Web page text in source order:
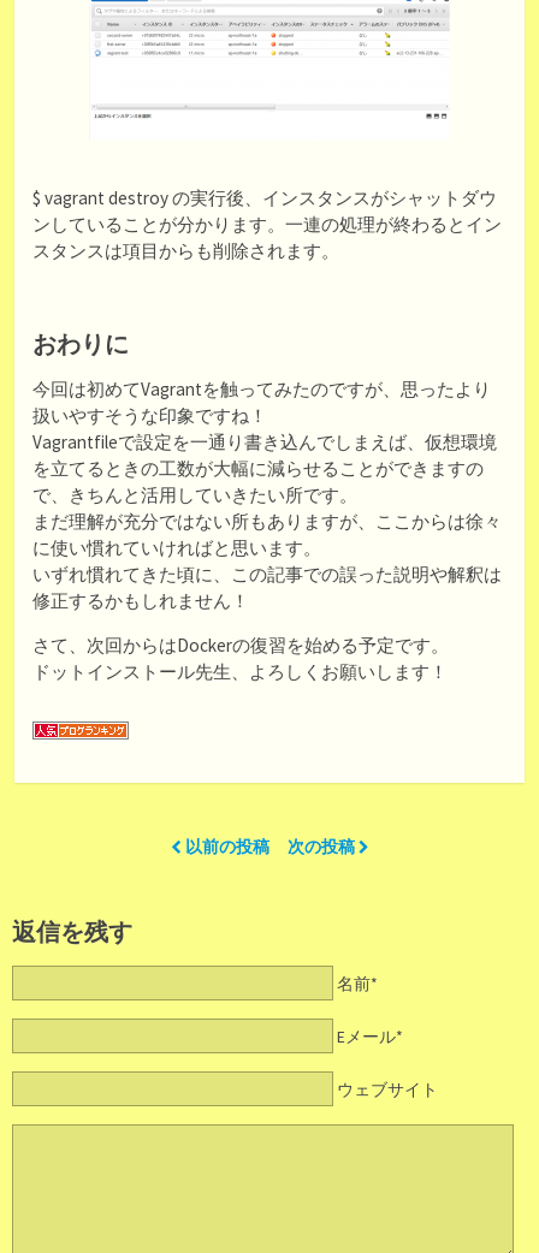
$ vagrant destroy の実行後、インスタンスがシャットダウ
ンしていることが分かります。一連の処理が終わるとイン
スタンスは項目からも削除されます。
おわりに
今回は初めてVagrantを触ってみたのですが、思ったより
扱いやすそうな印象ですね！
Vagrantfileで設定を一通り書き込んでしまえば、仮想環境
を立てるときの工数が大幅に減らせることができますの
で、きちんと活用していきたい所です。
まだ理解が充分ではない所もありますが、ここからは徐々
に使い慣れていければと思います。
いずれ慣れてきた頃に、この記事での誤った説明や解釈は
修正するかもしれません！
さて、次回からはDockerの復習を始める予定です。
ドットインストール先生、よろしくお願いします！
以前の投稿 次の投稿
返信を残す
名前*
Eメール*
ウェブサイト